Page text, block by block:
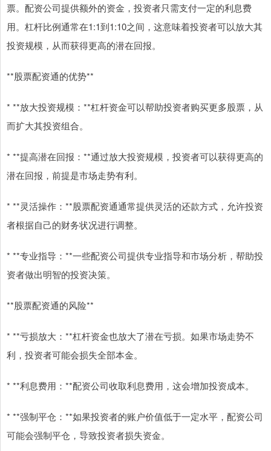
票。配资公司提供额外的资金，投资者只需支付一定的利息费
用。杠杆比例通常在1:1到1:10之间，这意味着投资者可以放大其
投资规模，从而获得更高的潜在回报。
**股票配资通的优势**
* **放大投资规模：**杠杆资金可以帮助投资者购买更多股票，从
而扩大其投资组合。
* **提高潜在回报：**通过放大投资规模，投资者可以获得更高的
潜在回报，前提是市场走势有利。
* **灵活操作：**股票配资通通常提供灵活的还款方式，允许投资
者根据自己的财务状况进行调整。
* **专业指导：**一些配资公司提供专业指导和市场分析，帮助投
资者做出明智的投资决策。
**股票配资通的风险**
* **亏损放大：**杠杆资金也放大了潜在亏损。如果市场走势不
利，投资者可能会损失全部本金。
* **利息费用：**配资公司收取利息费用，这会增加投资成本。
* **强制平仓：**如果投资者的账户价值低于一定水平，配资公司
可能会强制平仓，导致投资者损失资金。